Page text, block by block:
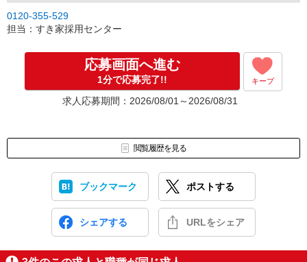
0120-355-529
担当：すき家採用センター
応募画面へ進む
1分で応募完了!! キープ
求人応募期間：2026/08/01～2026/08/31
閲覧履歴を見る
ブックマーク ポストする
シェアする URLをシェア